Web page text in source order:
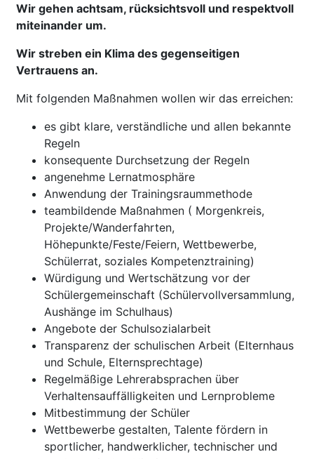
Wir gehen achtsam, rücksichtsvoll und respektvoll
miteinander um.
Wir streben ein Klima des gegenseitigen
Vertrauens an.
Mit folgenden Maßnahmen wollen wir das erreichen:
es gibt klare, verständliche und allen bekannte
Regeln
konsequente Durchsetzung der Regeln
angenehme Lernatmosphäre
Anwendung der Trainingsraummethode
teambildende Maßnahmen ( Morgenkreis,
Projekte/Wanderfahrten,
Höhepunkte/Feste/Feiern, Wettbewerbe,
Schülerrat, soziales Kompetenztraining)
Würdigung und Wertschätzung vor der
Schülergemeinschaft (Schülervollversammlung,
Aushänge im Schulhaus)
Angebote der Schulsozialarbeit
Transparenz der schulischen Arbeit (Elternhaus
und Schule, Elternsprechtage)
Regelmäßige Lehrerabsprachen über
Verhaltensauffälligkeiten und Lernprobleme
Mitbestimmung der Schüler
Wettbewerbe gestalten, Talente fördern in
sportlicher, handwerklicher, technischer und